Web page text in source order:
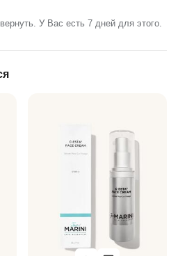
У Вас есть 7 дней для этого.